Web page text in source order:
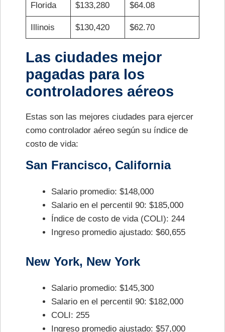
Florida $133,280 $64.08
Illinois $130,420 $62.70
Las ciudades mejor
pagadas para los
controladores aéreos
Estas son las mejores ciudades para ejercer
como controlador aéreo según su índice de
costo de vida:
San Francisco, California
Salario promedio: $148,000
Salario en el percentil 90: $185,000
Índice de costo de vida (COLI): 244
Ingreso promedio ajustado: $60,655
New York, New York
Salario promedio: $145,300
Salario en el percentil 90: $182,000
COLI: 255
Ingreso promedio ajustado: $57,000